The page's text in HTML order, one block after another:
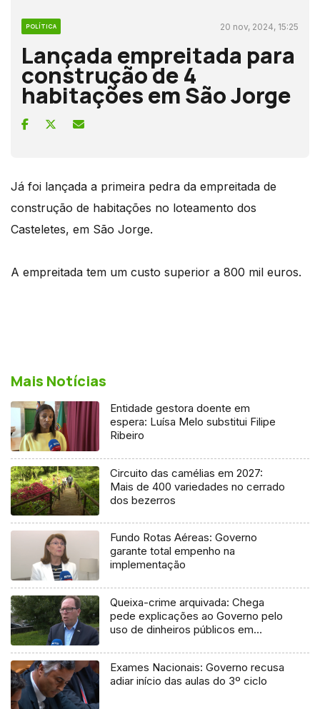
POLÍTICA 20 nov, 2024, 15:25
Lançada empreitada para
construção de 4
habitações em São Jorge
Já foi lançada a primeira pedra da empreitada de
construção de habitações no loteamento dos
Casteletes, em São Jorge.
A empreitada tem um custo superior a 800 mil euros.
Mais Notícias
Entidade gestora doente em
espera: Luísa Melo substitui Filipe
Ribeiro
Circuito das camélias em 2027:
Mais de 400 variedades no cerrado
dos bezerros
Fundo Rotas Aéreas: Governo
garante total empenho na
implementação
Queixa-crime arquivada: Chega
pede explicações ao Governo pelo
uso de dinheiros públicos em
Exames Nacionais: Governo recusa
adiar início das aulas do 3º ciclo